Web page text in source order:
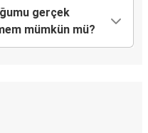
gerçek
mümkün mü?